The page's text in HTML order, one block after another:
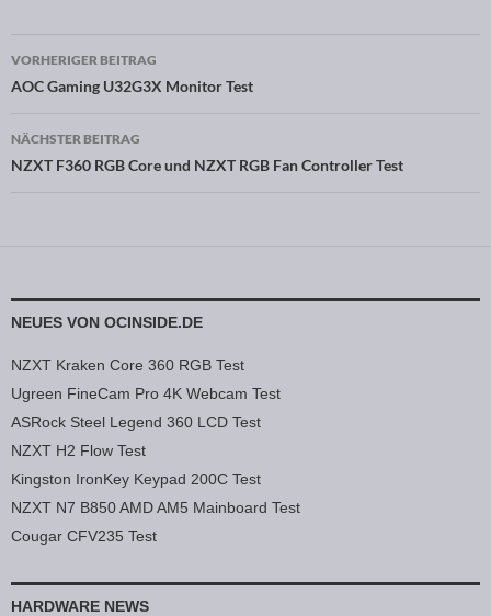
Beitragsnavigation
VORHERIGER BEITRAG
AOC Gaming U32G3X Monitor Test
NÄCHSTER BEITRAG
NZXT F360 RGB Core und NZXT RGB Fan Controller Test
NEUES VON OCINSIDE.DE
NZXT Kraken Core 360 RGB Test
Ugreen FineCam Pro 4K Webcam Test
ASRock Steel Legend 360 LCD Test
NZXT H2 Flow Test
Kingston IronKey Keypad 200C Test
NZXT N7 B850 AMD AM5 Mainboard Test
Cougar CFV235 Test
HARDWARE NEWS